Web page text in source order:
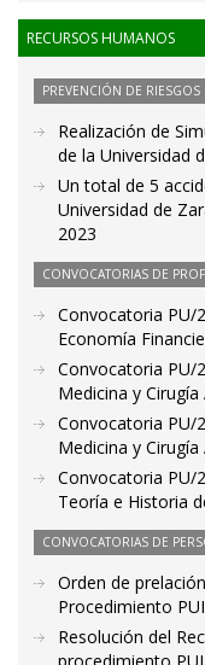
RECURSOS HUMANOS
PREVENCIÓN DE RIESGOS
Realización de
de la Universidad
Un total de 5
Universidad de
2023
CONVOCATORIAS DE
Convocatoria PU/
Economía
Convocatoria PU/
Medicina y Cirugía
Convocatoria PU/
Medicina y Cirugía
Convocatoria PU/
Teoría e Historia
CONVOCATORIAS DE
Orden de
Procedimiento
Resolución del